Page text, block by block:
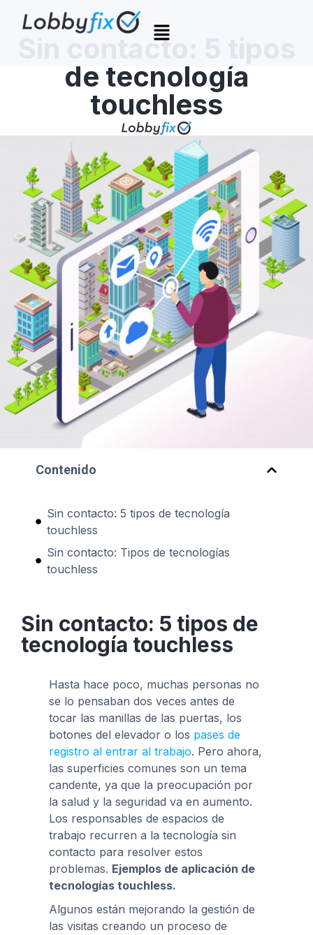
Sin contacto: 5 tipos
de tecnología
touchless
Contenido
Sin contacto: 5 tipos de tecnología
touchless
Sin contacto: Tipos de tecnologías
touchless
Sin contacto: 5 tipos de
tecnología touchless
Hasta hace poco, muchas personas no
se lo pensaban dos veces antes de
tocar las manillas de las puertas, los
botones del elevador o los pases de
registro al entrar al trabajo. Pero ahora,
las superficies comunes son un tema
candente, ya que la preocupación por
la salud y la seguridad va en aumento.
Los responsables de espacios de
trabajo recurren a la tecnología sin
contacto para resolver estos
problemas. Ejemplos de aplicación de
tecnologías touchless.
Algunos están mejorando la gestión de
las visitas creando un proceso de